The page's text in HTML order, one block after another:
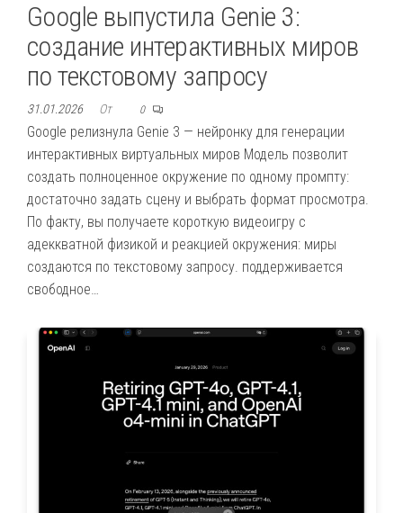
Google выпустила Genie 3:
создание интерактивных миров
по текстовому запросу
31.01.2026 От 0
Google релизнула Genie 3 — нейронку для генерации
интерактивных виртуальных миров Модель позволит
создать полноценное окружение по одному промпту:
достаточно задать сцену и выбрать формат просмотра.
По факту, вы получаете короткую видеоигру с
адеккватной физикой и реакцией окружения: миры
создаются по текстовому запросу. поддерживается
свободное…